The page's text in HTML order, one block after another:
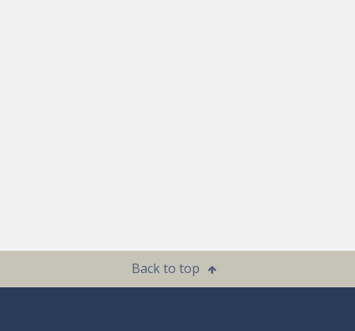
Back to top